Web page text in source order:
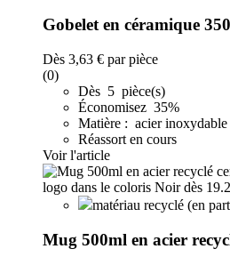
Gobelet en céramique
Dès 3,63 € par pièce
(0)
Dès 5 pièce(s)
Économisez 35%
Matière : acier inoxydable
Réassort en cours
Voir l'article
matériau recyclé (en
Mug 500ml en acier